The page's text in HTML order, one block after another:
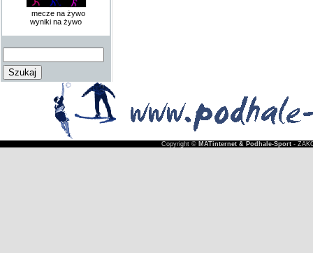
mecze na żywo
wyniki na żywo
Copyright © MATinternet & Podhale-Sport-